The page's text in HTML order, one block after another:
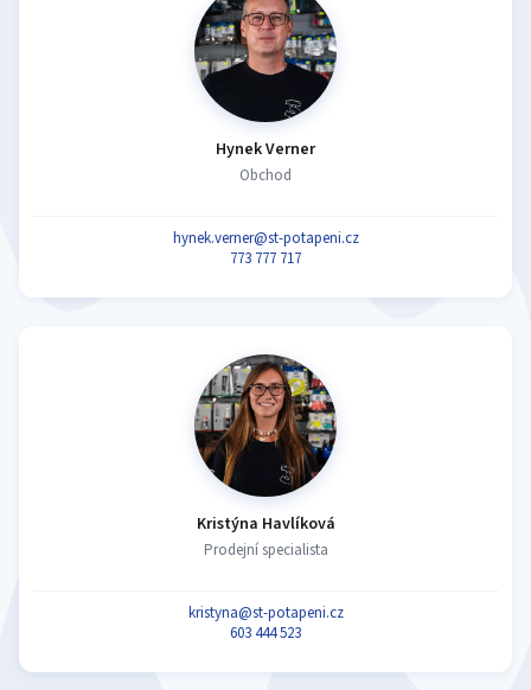
Hynek Verner
Obchod
hynek.verner@st-potapeni.cz
773 777 717
Kristýna Havlíková
Prodejní specialista
kristyna@st-potapeni.cz
603 444 523